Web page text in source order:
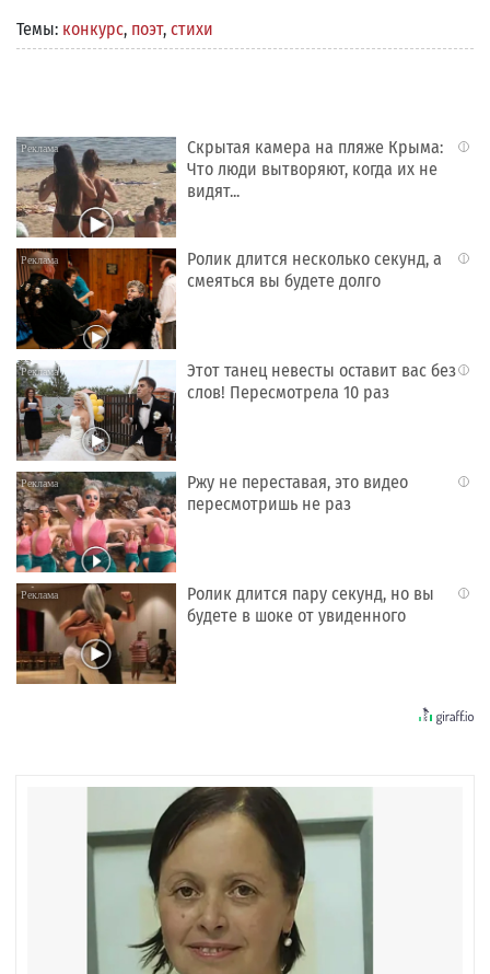
Темы: конкурс, поэт, стихи
i
Скрытая камера на пляже Крыма:
Что люди вытворяют, когда их не
видят...
i
Ролик длится несколько секунд, а
смеяться вы будете долго
i
Этот танец невесты оставит вас без
слов! Пересмотрела 10 раз
i
Ржу не переставая, это видео
пересмотришь не раз
i
Ролик длится пару секунд, но вы
будете в шоке от увиденного